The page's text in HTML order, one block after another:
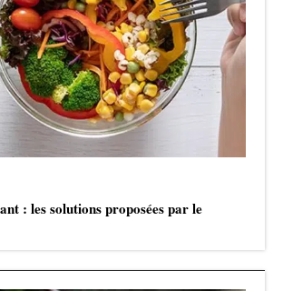
: les solutions proposées par le